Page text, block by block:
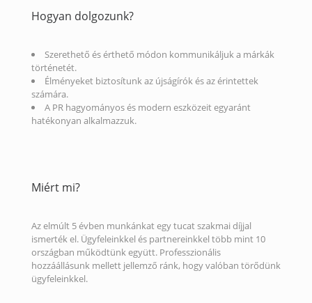
Hogyan dolgozunk?
Szerethető és érthető módon kommunikáljuk a márkák
történetét.
Élményeket biztosítunk az újságírók és az érintettek
számára.
A PR hagyományos és modern eszközeit egyaránt
hatékonyan alkalmazzuk.
Miért mi?
Az elmúlt 5 évben munkánkat egy tucat szakmai díjjal
ismerték el. Ügyfeleinkkel és partnereinkkel több mint 10
országban működtünk együtt. Professzionális
hozzáállásunk mellett jellemző ránk, hogy valóban törődünk
ügyfeleinkkel.